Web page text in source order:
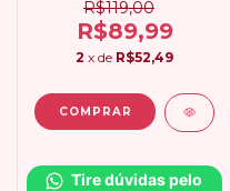
R$119,00
R$89,99
2 x de R$52,49
Tire dúvidas pelo